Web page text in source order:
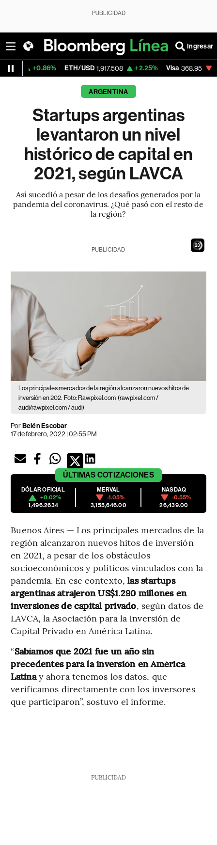
PUBLICIDAD
Ingresar
ETH/USD 1,917.508 +2.25% Visa 368.95 -0.17%
ARGENTINA
Startups argentinas
levantaron un nivel
histórico de capital en
2021, según LAVCA
Así sucedió a pesar de los desafíos generados por la
pandemia del coronavirus. ¿Qué pasó con el resto de
la región?
22
PUBLICIDAD
Los principales mercados de la región alcanzaron nuevos hitos de
inversión en 202. Foto: Rawpixel.com (rawpixel.com /
audi/rawpixel.com / audi)
PorBelén Escobar
17 de febrero, 2022 | 02:55 PM
ÚLTIMAS COTIZACIONES
DÓLAR OFICIAL
+0.02%
1,496.2634
MERVAL
-1.05%
3,155,646.00
NASDAQ
-0.55%
26,439.00
Buenos Aires — Los principales mercados de la
región alcanzaron nuevos hitos de inversión
en 2021, a pesar de los obstáculos
socioeconómicos y políticos vinculados con la
pandemia. En ese contexto,las startups
argentinas atrajeron US$1.290 millones en
inversiones de capital privado, según datos de
LAVCA, la Asociación para la Inversión de
Capital Privado en América Latina.
“Sabíamos que 2021 fue un año sin
precedentes para la inversión en América
Latinay ahora tenemos los datos, que
verificamos directamente con los inversores
que participaron”, sostuvo el informe.
PUBLICIDAD